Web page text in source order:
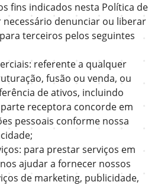
fins indicados nesta Política de
necessário denunciar ou liberar
terceiros pelos seguintes
referente a qualquer
fusão ou venda, ou
de ativos, incluindo
receptora concorde em
pessoais conforme nossa
para prestar serviços em
ajudar a fornecer nossos
de marketing, publicidade,